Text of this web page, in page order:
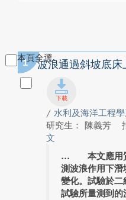
本頁全選
1 波浪通過斜坡底
/ 水利及海洋工程
研究生： 陳義芳
文
本文應用質
測波浪作用下
變化。試驗於二
試驗所量測到